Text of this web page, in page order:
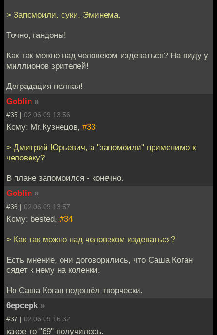
> Запомоили, суки, Эминема.
Точно, гандоны!
Как так можно над человеком издеваться? На виду у
миллионов зрителей!
Деградация полная!
Goblin »
#35 | 02.06.09 13:56
Кому: Mr.Кузнецов, #33
> Дмитрий Юрьевич, а "запомоили" применимо к
человеку?
В плане запомоился - конечно.
Goblin »
#36 | 02.06.09 13:57
Кому: bested, #34
> Как так можно над человеком издеваться?
Есть мнение, они договорились, что Саша Коган
сядет к нему на коленки.
Но Саша Коган подошёл творчески.
6epcepk »
#37 | 02.06.09 16:32
какое то "69" получилось.